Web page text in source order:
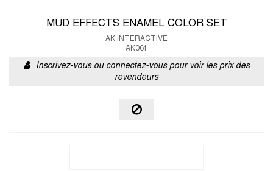
MUD EFFECTS ENAMEL COLOR SET
AK INTERACTIVE
AK061
Inscrivez-vous ou connectez-vous pour voir les prix des
revendeurs